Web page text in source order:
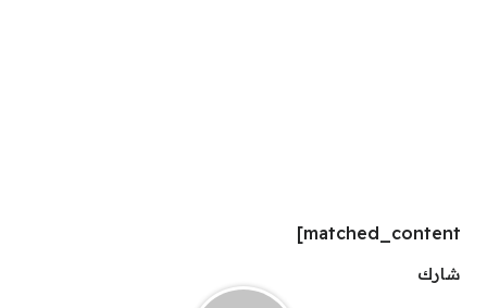
matched_content]
شارك